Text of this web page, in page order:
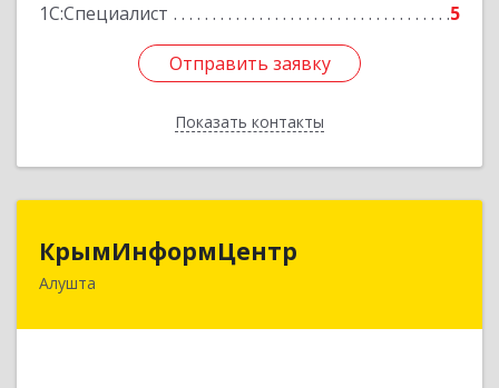
1С:Специалист
5
Отправить заявку
Показать контакты
Отправить заявку
Назад
КрымИнформЦентр
Алушта
298500, Крым Респ, Алушта г, Горького ул, дом